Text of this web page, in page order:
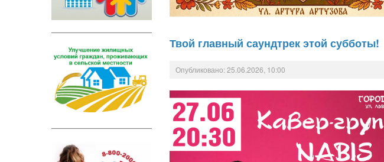
Твой главный саундтрек этой субботы!
Опубликовано: 25.06.2026, 10:00